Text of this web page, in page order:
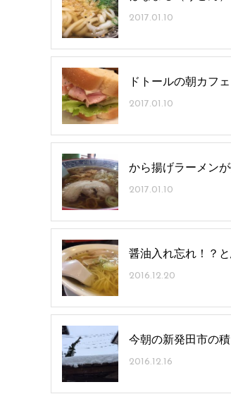
2017.01.10
ドトールの朝カフ
2017.01.10
から揚げラーメン
2017.01.10
醤油入れ忘れ！？
2016.12.20
今朝の新発田市の
2016.12.16